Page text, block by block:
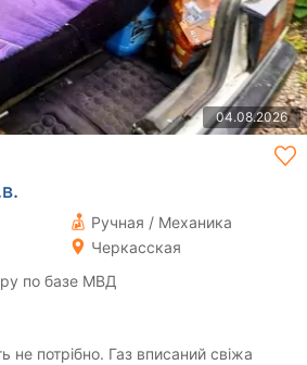
04.08.2026
Ручная / Механика
Черкасская
по базе МВД
не потрібно. Газ вписаний свіжа